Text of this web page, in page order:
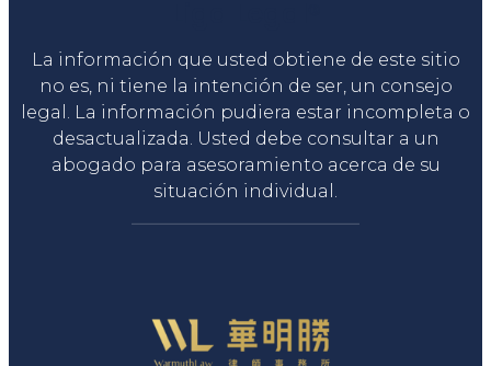
La información que usted obtiene de este sitio
no es, ni tiene la intención de ser, un consejo
legal. La información pudiera estar incompleta o
desactualizada. Usted debe consultar a un
abogado para asesoramiento acerca de su
situación individual.